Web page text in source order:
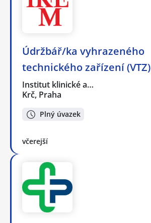
Údržbář/ka vyhrazeného
technického zařízení (VTZ)
Institut klinické a…
Krč, Praha
Plný úvazek
včerejší